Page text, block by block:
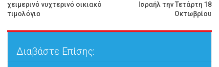
χειμερινό νυχτερινό οικιακό
τιμολόγιο
Ισραήλ την Τετάρτη 18
Οκτωβρίου
Διαβάστε Επίσης: